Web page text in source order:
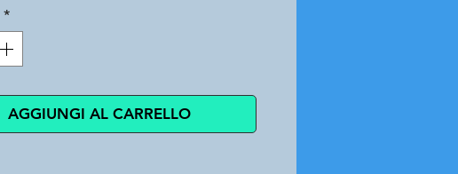
*
AGGIUNGI AL CARRELLO